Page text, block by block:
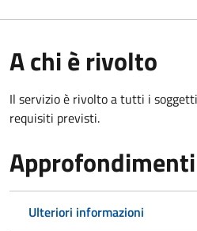
A chi è rivolto
Il servizio è rivolto a tutti i
requisiti previsti.
Approfondimenti
Ulteriori informazioni